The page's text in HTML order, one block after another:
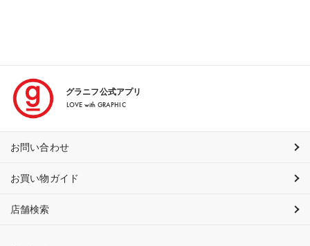
グラニフ公式アプリ
LOVE with GRAPHIC
お問い合わせ
お買い物ガイド
店舗検索